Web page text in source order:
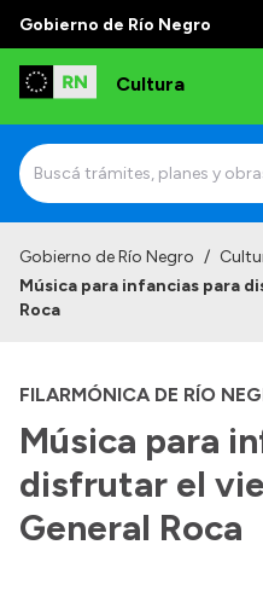
Gobierno de Río Negro
Cultura
Institucional
Autoridades
Delegaciones
Normativa
Gobierno de Río Negro /
Música para infancias para
Roca
FILARMÓNICA DE RÍO
Música para
disfrutar el
General Roca